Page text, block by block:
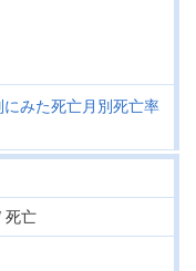
みた死亡月別死亡率
死亡